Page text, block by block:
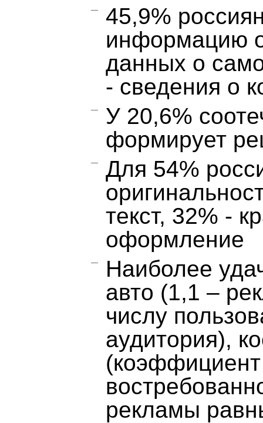
45,9%
информацию
данных о
- сведения о
У 20,6%
формирует
Для 54%
текст, 32% -
оформление
Наиболее
авто (1,1 –
числу
аудитория),
(коэффициент
рекламы